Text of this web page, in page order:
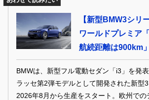
【新型BMW3シリ
ワールドプレミア
航続距離は900km
BMWは、新型フル電動セダン「i3」を発
ラッセ第2弾モデルとして開発された新型3
2026年8月から生産をスタート。欧州での